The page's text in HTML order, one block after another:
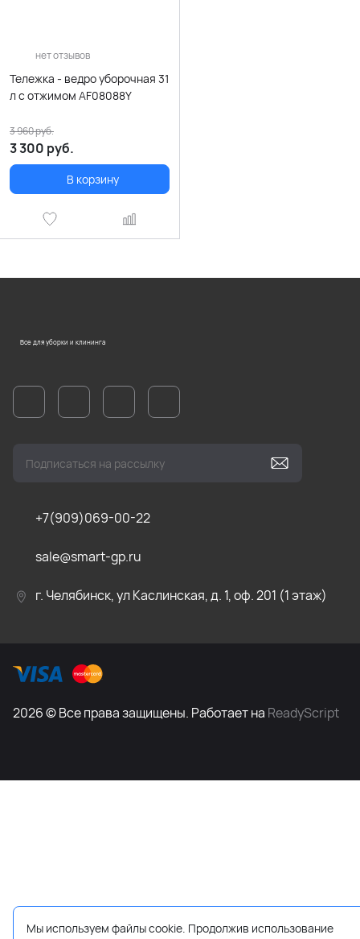
нет отзывов
Тележка - ведро уборочная 31
л с отжимом AF08088Y
3 300 руб.
3 960руб.
В корзину
Все для уборки и клининга
+7(909)069-00-22
sale@smart-gp.ru
г. Челябинск, ул Каслинская, д. 1, оф. 201 (1 этаж)
2026 © Все права защищены. Работает на ReadyScript
Мы используем файлы cookie. Продолжив использование